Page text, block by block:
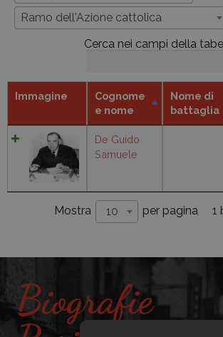
Ramo dell'Azione cattolica
Cerca nei campi della
Immagine
Cognome
e nome
Nome di
battaglia
De Guido
Samuele
Mostra 10 per pagina 1
Biografie